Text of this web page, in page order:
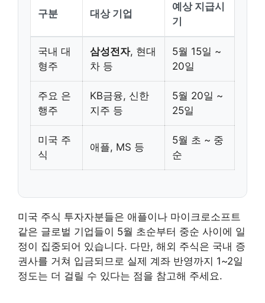
구분 대상 기업
예상 지급시
기
국내 대
형주
삼성전자, 현대
차 등
5월 15일 ~
20일
주요 은
행주
KB금융, 신한
지주 등
5월 20일 ~
25일
미국 주
식
애플, MS 등
5월 초 ~ 중
순
미국 주식 투자자분들은 애플이나 마이크로소프트
같은 글로벌 기업들이 5월 초순부터 중순 사이에 일
정이 집중되어 있습니다. 다만, 해외 주식은 국내 증
권사를 거쳐 입금되므로 실제 계좌 반영까지 1~2일
정도는 더 걸릴 수 있다는 점을 참고해 주세요.